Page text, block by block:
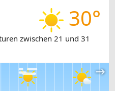
30°
zwischen 21 und 31